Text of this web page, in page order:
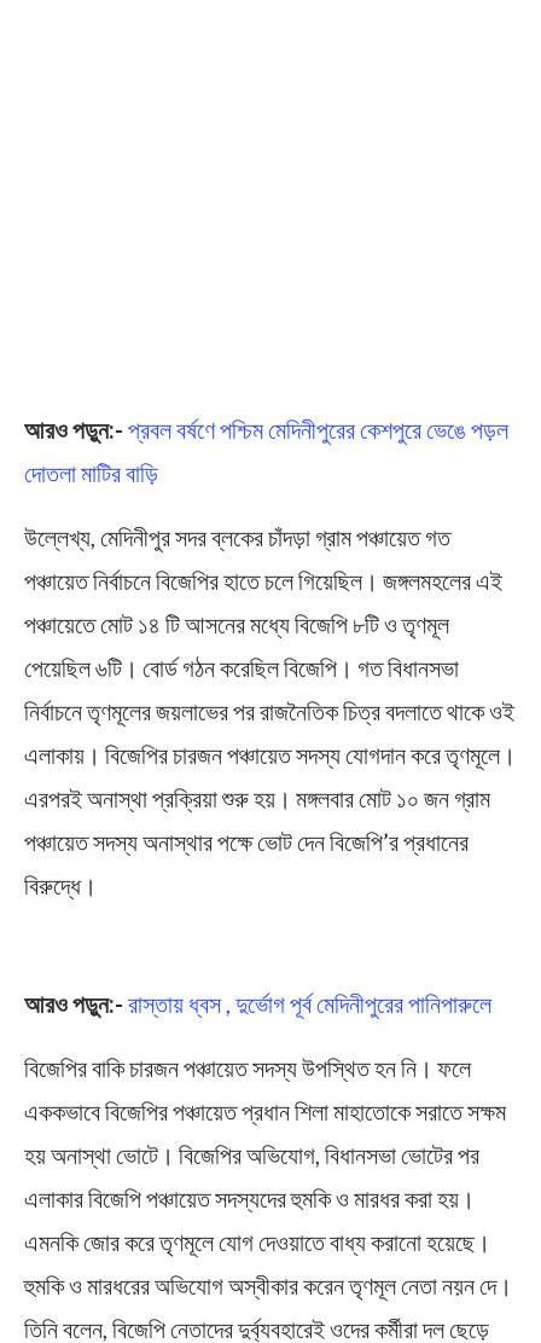
আরও পড়ুন:- প্রবল বর্ষণে পশ্চিম মেদিনীপুরের কেশপুরে ভেঙে পড়ল
দোতলা মাটির বাড়ি
উল্লেখ্য, মেদিনীপুর সদর ব্লকের চাঁদড়া গ্রাম পঞ্চায়েত গত
পঞ্চায়েত নির্বাচনে বিজেপির হাতে চলে গিয়েছিল। জঙ্গলমহলের এই
পঞ্চায়েতে মোট ১৪ টি আসনের মধ্যে বিজেপি ৮টি ও তৃণমূল
পেয়েছিল ৬টি। বোর্ড গঠন করেছিল বিজেপি। গত বিধানসভা
নির্বাচনে তৃণমূলের জয়লাভের পর রাজনৈতিক চিত্র বদলাতে থাকে ওই
এলাকায়। বিজেপির চারজন পঞ্চায়েত সদস্য যোগদান করে তৃণমূলে।
এরপরই অনাস্থা প্রক্রিয়া শুরু হয়। মঙ্গলবার মোট ১০ জন গ্রাম
পঞ্চায়েত সদস্য অনাস্থার পক্ষে ভোট দেন বিজেপি’র প্রধানের
বিরুদ্ধে।
আরও পড়ুন:- রাস্তায় ধ্বস , দুর্ভোগ পূর্ব মেদিনীপুরের পানিপারুলে
বিজেপির বাকি চারজন পঞ্চায়েত সদস্য উপস্থিত হন নি। ফলে
এককভাবে বিজেপির পঞ্চায়েত প্রধান শিলা মাহাতোকে সরাতে সক্ষম
হয় অনাস্থা ভোটে। বিজেপির অভিযোগ, বিধানসভা ভোটের পর
এলাকার বিজেপি পঞ্চায়েত সদস্যদের হুমকি ও মারধর করা হয়।
এমনকি জোর করে তৃণমূলে যোগ দেওয়াতে বাধ্য করানো হয়েছে।
হুমকি ও মারধরের অভিযোগ অস্বীকার করেন তৃণমূল নেতা নয়ন দে।
তিনি বলেন, বিজেপি নেতাদের দুর্ব্যবহারেই ওদের কর্মীরা দল ছেড়ে